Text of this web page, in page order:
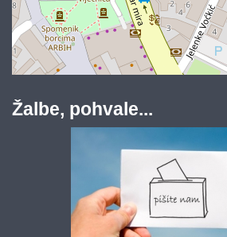
Žalbe, pohvale...